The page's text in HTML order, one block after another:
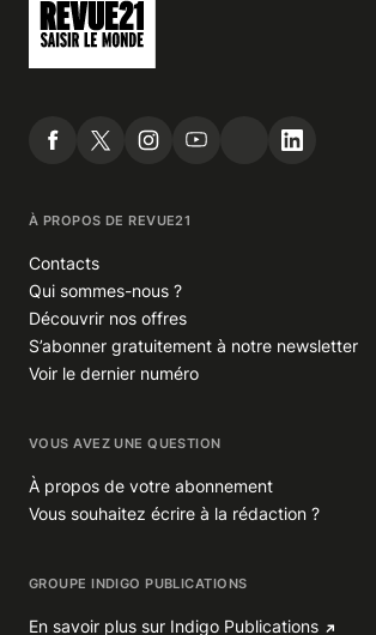
À PROPOS DE REVUE21
Contacts
Qui sommes-nous ?
Découvrir nos offres
S’abonner gratuitement à notre newsletter
Voir le dernier numéro
VOUS AVEZ UNE QUESTION
À propos de votre abonnement
Vous souhaitez écrire à la rédaction ?
GROUPE INDIGO PUBLICATIONS
En savoir plus sur Indigo Publications